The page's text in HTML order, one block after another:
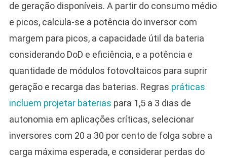
de geração disponíveis. A partir do consumo médio
e picos, calcula-se a potência do inversor com
margem para picos, a capacidade útil da bateria
considerando DoD e eficiência, e a potência e
quantidade de módulos fotovoltaicos para suprir
geração e recarga das baterias. Regras práticas
incluem projetar baterias para 1,5 a 3 dias de
autonomia em aplicações críticas, selecionar
inversores com 20 a 30 por cento de folga sobre a
carga máxima esperada, e considerar perdas do